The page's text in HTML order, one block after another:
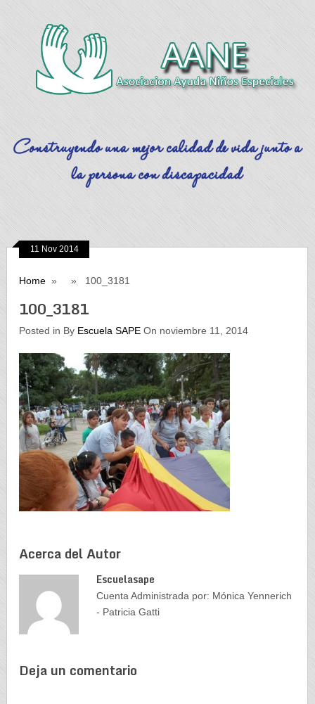
11 Nov 2014
Home » » 100_3181
100_3181
Posted in By Escuela SAPE On noviembre 11, 2014
Acerca del Autor
Escuelasape
Cuenta Administrada por: Mónica Yennerich
- Patricia Gatti
Deja un comentario